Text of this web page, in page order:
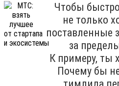
Чтобы
не только
поставленные
за
К примеру, ты
Почему бы